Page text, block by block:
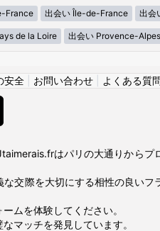
France 出会い Île-de-France 出会
de la Loire 出会い Provence-
安全| お問い合わせ| よくある質
はパリの大通りからプ
交際を大切にする相性の良いフ
ムを体験してください。
マッチを発見しています。
Assistance